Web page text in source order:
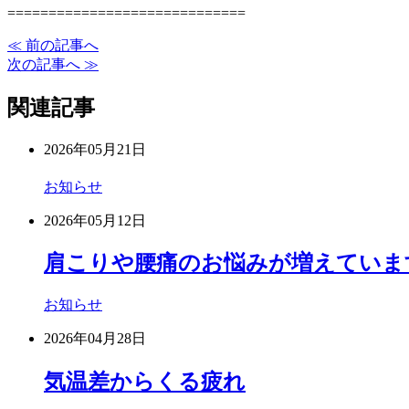
=============================
≪ 前の記事へ
次の記事へ ≫
関連記事
2026年05月21日
お知らせ
2026年05月12日
肩こりや腰痛のお悩みが増えてい
お知らせ
2026年04月28日
気温差からくる疲れ